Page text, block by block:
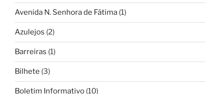
Avenida N. Senhora de Fátima (1)
Azulejos (2)
Barreiras (1)
Bilhete (3)
Boletim Informativo (10)